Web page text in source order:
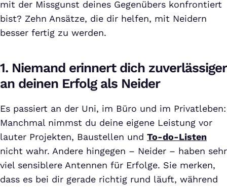
mit der Missgunst deines Gegenübers konfrontiert
bist? Zehn Ansätze, die dir helfen, mit Neidern
besser fertig zu werden.
1. Niemand erinnert dich zuverlässiger
an deinen Erfolg als Neider
Es passiert an der Uni, im Büro und im Privatleben:
Manchmal nimmst du deine eigene Leistung vor
lauter Projekten, Baustellen und To-do-Listen
nicht wahr. Andere hingegen – Neider – haben sehr
viel sensiblere Antennen für Erfolge. Sie merken,
dass es bei dir gerade richtig rund läuft, während